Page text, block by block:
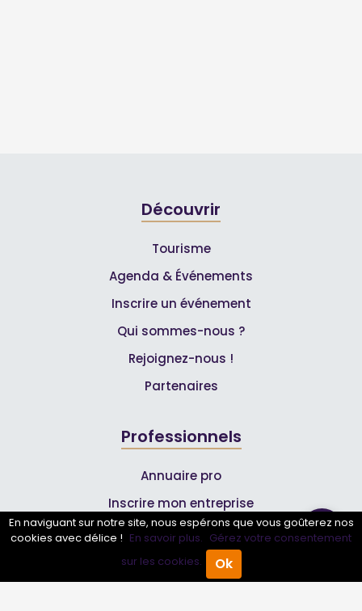
Annuaire Pro Agenda
Découvrir
Tourisme
Agenda & Événements
Inscrire un événement
Qui sommes-nous ?
Rejoignez-nous !
Partenaires
Professionnels
Annuaire pro
Inscrire mon entreprise
Les Abonnements Pros
Infos
En naviguant sur notre site, nous espérons que vous goûterez nos
cookies avec délice ! En savoir plus. Gérez votre consentement
sur les cookies.
Ok